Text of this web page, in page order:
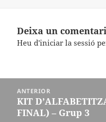
Deixa un comentari
Heu d'iniciar la sessió
d'entrades
ANTERIOR
Entrada
anterior:
KIT
FINAL) – Grup 3